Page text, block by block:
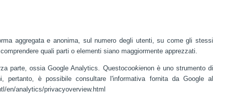
aggregata e anonima, sul numero degli utenti, su come gli stessi
quali parti o elementi siano maggiormente apprezzati.
parte, ossia Google Analytics. Questocookienon è uno strumento di
pertanto, è possibile consultare l'informativa fornita da Google al
en/analytics/privacyoverview.html